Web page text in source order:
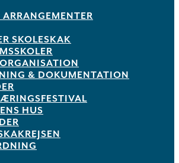
SKOLESKAK
& DOKUMENTATION
HUS